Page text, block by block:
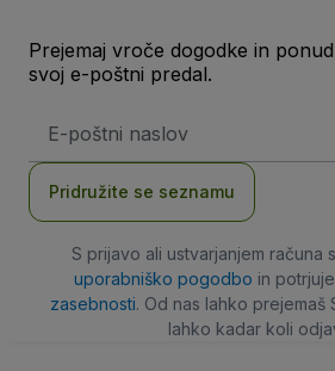
Prejemaj vroče dogodke in
svoj e-poštni predal.
naslov
Pridružite se seznamu
S prijavo ali ustvarjanjem računa
uporabniško pogodbo in
zasebnosti. Od nas lahko prejemaš
lahko kadar koli